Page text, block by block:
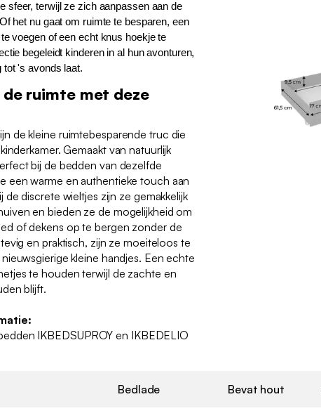
sfeer, terwijl ze zich aanpassen aan de
het nu gaat om ruimte te besparen, een
voegen of een echt knus hoekje te
begeleidt kinderen in al hun avonturen,
's avonds laat.
ruimte met deze
de kleine ruimtebesparende truc die
Gemaakt van natuurlijk
bij de bedden van dezelfde
een warme en authentieke touch aan
de discrete wieltjes zijn ze gemakkelijk
en bieden ze de mogelijkheid om
of dekens op te bergen zonder de
en praktisch, zijn ze moeiteloos te
kleine handjes. Een echte
te houden terwijl de zachte en
blijft.
IKBEDSUPROY en IKBEDELIO
Bedlade Bevat hout